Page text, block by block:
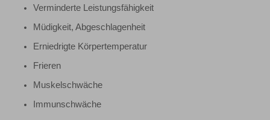
Verminderte Leistungsfähigkeit
Müdigkeit, Abgeschlagenheit
Erniedrigte Körpertemperatur
Frieren
Muskelschwäche
Immunschwäche